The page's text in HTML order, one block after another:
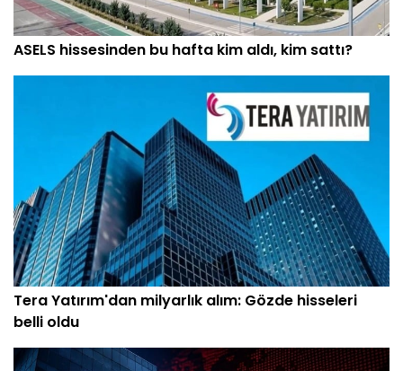
ASELS hissesinden bu hafta kim aldı, kim sattı?
Tera Yatırım'dan milyarlık alım: Gözde hisseleri
belli oldu